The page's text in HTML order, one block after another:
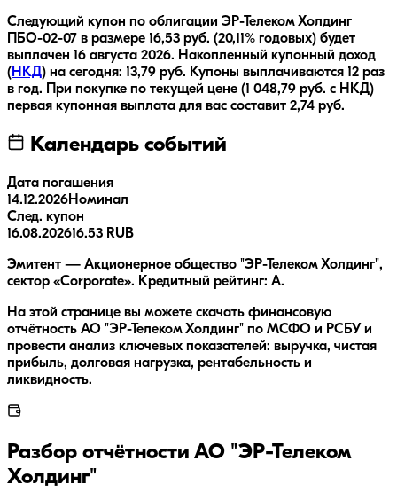
Следующий купон по облигации ЭР-Телеком Холдинг
ПБО-02-07 в размере 16,53 руб. (20,11% годовых) будет
выплачен 16 августа 2026. Накопленный купонный доход
( НКД) на сегодня: 13,79 руб. Купоны выплачиваются 12 раз
в год.
При покупке по текущей цене (1 048,79 руб. с НКД)
первая купонная выплата для вас составит 2,74 руб.
Календарь событий
Дата погашения
14.12.2026Номинал
След. купон
16.08.202616.53 RUB
Эмитент — Акционерное общество "ЭР-Телеком Холдинг",
сектор «Corporate». Кредитный рейтинг: A.
На этой странице вы можете скачать финансовую
отчётность АО "ЭР-Телеком Холдинг" по МСФО и РСБУ и
провести анализ ключевых показателей: выручка, чистая
прибыль, долговая нагрузка, рентабельность и
ликвидность.
Разбор отчётности АО "ЭР-Телеком
Холдинг"